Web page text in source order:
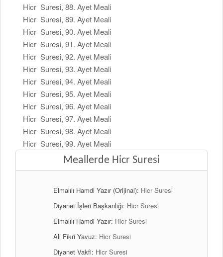
Hicr Suresi, 88. Ayet Meali
Hicr Suresi, 89. Ayet Meali
Hicr Suresi, 90. Ayet Meali
Hicr Suresi, 91. Ayet Meali
Hicr Suresi, 92. Ayet Meali
Hicr Suresi, 93. Ayet Meali
Hicr Suresi, 94. Ayet Meali
Hicr Suresi, 95. Ayet Meali
Hicr Suresi, 96. Ayet Meali
Hicr Suresi, 97. Ayet Meali
Hicr Suresi, 98. Ayet Meali
Hicr Suresi, 99. Ayet Meali
Meallerde Hicr Suresi
Elmalılı Hamdi Yazır (Orijinal): Hicr Suresi
Diyanet İşleri Başkanlığı: Hicr Suresi
Elmalılı Hamdi Yazır: Hicr Suresi
Ali Fikri Yavuz: Hicr Suresi
Diyanet Vakfi: Hicr Suresi